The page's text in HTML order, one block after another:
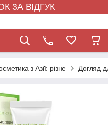
ЗА ВІДГУК
з Азії: різне Догляд